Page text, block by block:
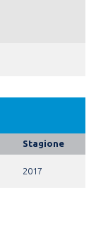
Stagione
2017